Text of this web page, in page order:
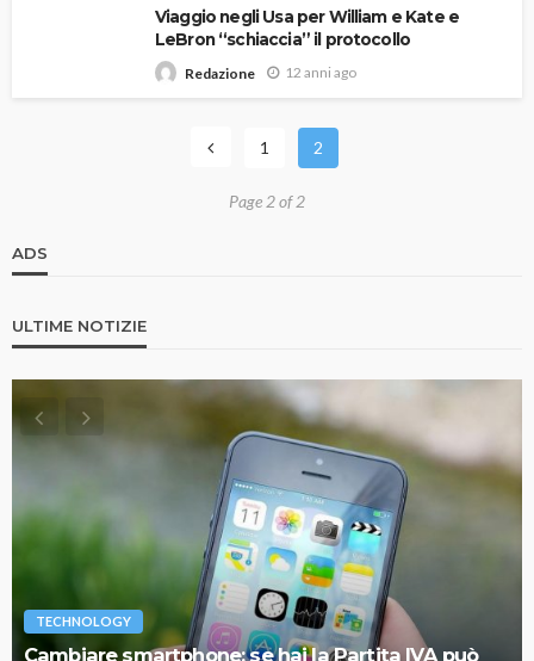
Viaggio negli Usa per William e Kate e
LeBron “schiaccia” il protocollo
Redazione 12 anni ago
1 2
Page 2 of 2
ADS
ULTIME NOTIZIE
TECHNOLOGY
Cambiare smartphone: se hai la Partita IVA può